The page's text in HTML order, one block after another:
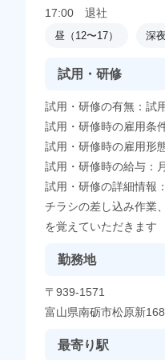
17:00 退社
昼（12〜17） 深
試用・研修
試用・研修の有無：試
試用・研修時の雇用条
試用・研修時の雇用形
試用・研修時の給与：
試用・研修の詳細情報
チラシの差し込み作業
を覚えていただきます
勤務地
〒939-1571
富山県南砺市松原新
最寄り駅